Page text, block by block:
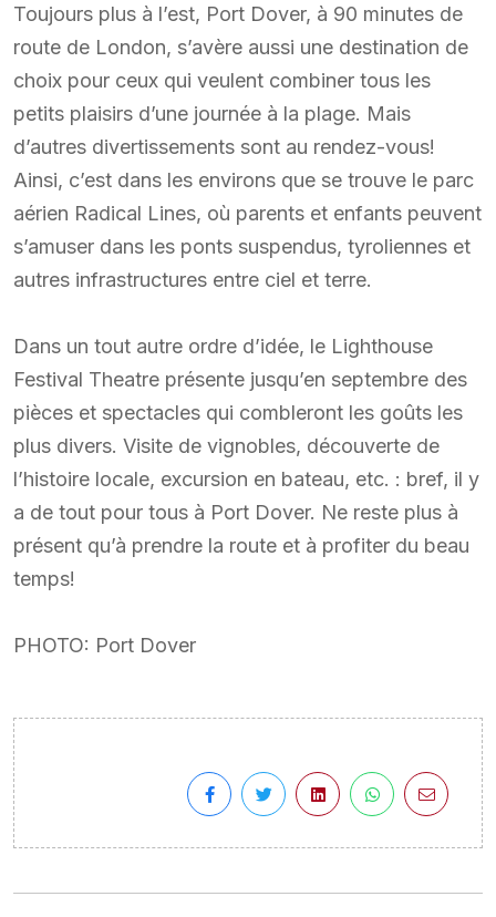
Toujours plus à l’est, Port Dover, à 90 minutes de
route de London, s’avère aussi une destination de
choix pour ceux qui veulent combiner tous les
petits plaisirs d’une journée à la plage. Mais
d’autres divertissements sont au rendez-vous!
Ainsi, c’est dans les environs que se trouve le parc
aérien Radical Lines, où parents et enfants peuvent
s’amuser dans les ponts suspendus, tyroliennes et
autres infrastructures entre ciel et terre.
Dans un tout autre ordre d’idée, le Lighthouse
Festival Theatre présente jusqu’en septembre des
pièces et spectacles qui combleront les goûts les
plus divers. Visite de vignobles, découverte de
l’histoire locale, excursion en bateau, etc. : bref, il y
a de tout pour tous à Port Dover. Ne reste plus à
présent qu’à prendre la route et à profiter du beau
temps!
PHOTO: Port Dover